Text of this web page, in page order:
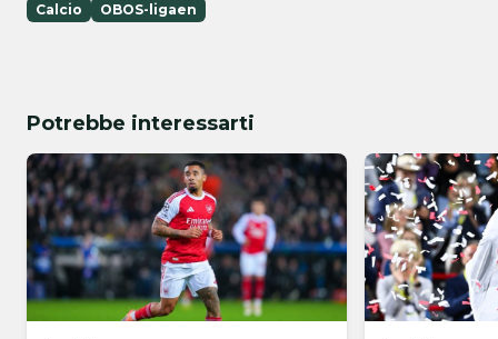
Calcio OBOS-ligaen
Potrebbe interessarti